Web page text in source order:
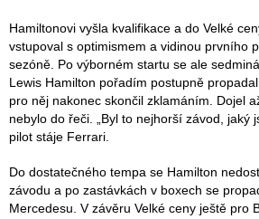
Hamiltonovi vyšla kvalifikace a do Velké
vstupoval s optimismem a vidinou prvního
sezóně. Po výborném startu se ale
Lewis Hamilton pořadím postupně
pro něj nakonec skončil zklamáním. Dojel
nebylo do řeči. „Byl to nejhorší závod, jaký
pilot stáje Ferrari.
Do dostatečného tempa se Hamilton
závodu a po zastávkách v boxech se
Mercedesu. V závěru Velké ceny ještě pro